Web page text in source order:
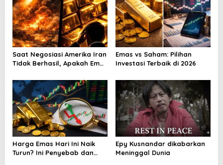
Saat Negosiasi Amerika Iran
Tidak Berhasil, Apakah Emas
Emas vs Saham: Pilihan
Investasi Terbaik di 2026
Harga Emas Hari Ini Naik
Turun? Ini Penyebab dan
Epy Kusnandar dikabarkan
Meninggal Dunia